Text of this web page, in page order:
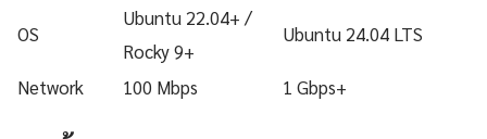
OS
Ubuntu 22.04+ /
Rocky 9+
Ubuntu 24.04 LTS
Network 100 Mbps 1 Gbps+